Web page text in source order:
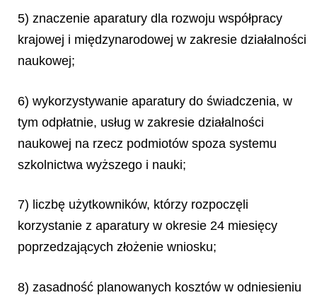
5) znaczenie aparatury dla rozwoju współpracy
krajowej i międzynarodowej w zakresie działalności
naukowej;
6) wykorzystywanie aparatury do świadczenia, w
tym odpłatnie, usług w zakresie działalności
naukowej na rzecz podmiotów spoza systemu
szkolnictwa wyższego i nauki;
7) liczbę użytkowników, którzy rozpoczęli
korzystanie z aparatury w okresie 24 miesięcy
poprzedzających złożenie wniosku;
8) zasadność planowanych kosztów w odniesieniu